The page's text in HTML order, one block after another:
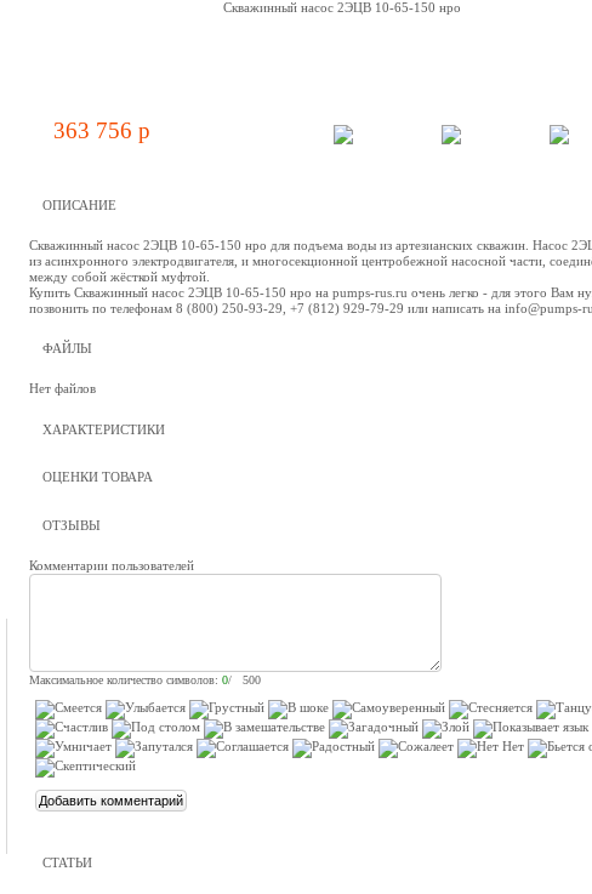
Скважинный насос 2ЭЦВ 10-65-150 нро
363 756 p
ОПИСАНИЕ
Скважинный насос 2ЭЦВ 10-65-150 нро для подъема воды из артезианских скважин. Насос
из асинхронного электродвигателя, и многосекционной центробежной наcосной части,
между собой жёсткой муфтой.
Купить Скважинный насос 2ЭЦВ 10-65-150 нро на pumps-rus.ru очень легко - для этого Вам
позвонить по телефонам 8 (800) 250-93-29, +7 (812) 929-79-29 или написать на info@pumps-
ФАЙЛЫ
Нет файлов
ХАРАКТЕРИСТИКИ
ОЦЕНКИ ТОВАРА
ОТЗЫВЫ
Комментарии пользователей
Максимальное количество символов: 0/ 500
СТАТЬИ